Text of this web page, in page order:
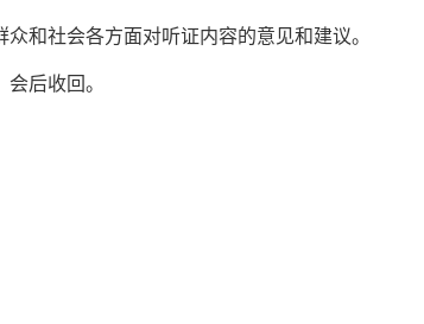
和社会各方面对听证内容的意见和建议。
后收回。